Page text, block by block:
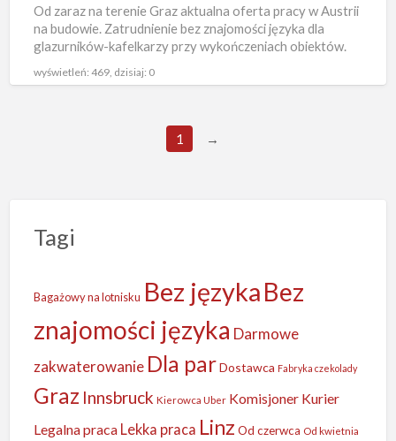
języka,
Graz
Od zaraz na terenie Graz aktualna oferta pracy w Austrii
na budowie. Zatrudnienie bez znajomości języka dla
glazurników-kafelkarzy przy wykończeniach obiektów.
wyświetleń: 469, dzisiaj: 0
1 →
Tagi
Bagażowy na lotnisku Bez językaBez
znajomości języka Darmowe
zakwaterowanie Dla parDostawca Fabryka czekolady
Graz Innsbruck Kierowca Uber Komisjoner Kurier
Legalna praca Lekka praca Linz Od czerwca Od kwietnia